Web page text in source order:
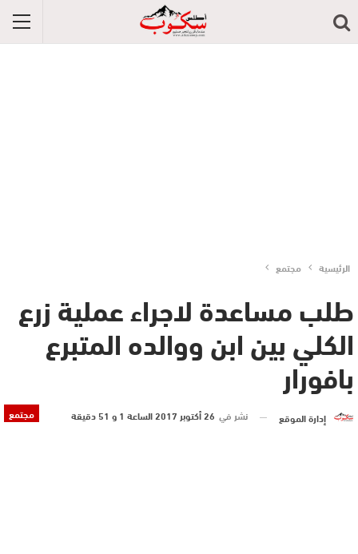
الرئيسية مجتمع
طلب مساعدة لاجراء عملية زرع
الكلي بين ابن ووالده المتبرع
بافورار
مجتمع إدارة الموقع نشر في 26 أكتوبر 2017 الساعة 1 و 51 دقيقة